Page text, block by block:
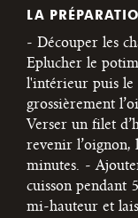
LA
- Découper les
Eplucher le
l'intérieur puis le
grossièrement
Verser un filet
revenir l’oignon,
minutes. -
cuisson pendant
mi-hauteur et